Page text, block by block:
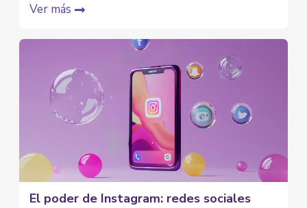
Ver más
El poder de Instagram: redes sociales